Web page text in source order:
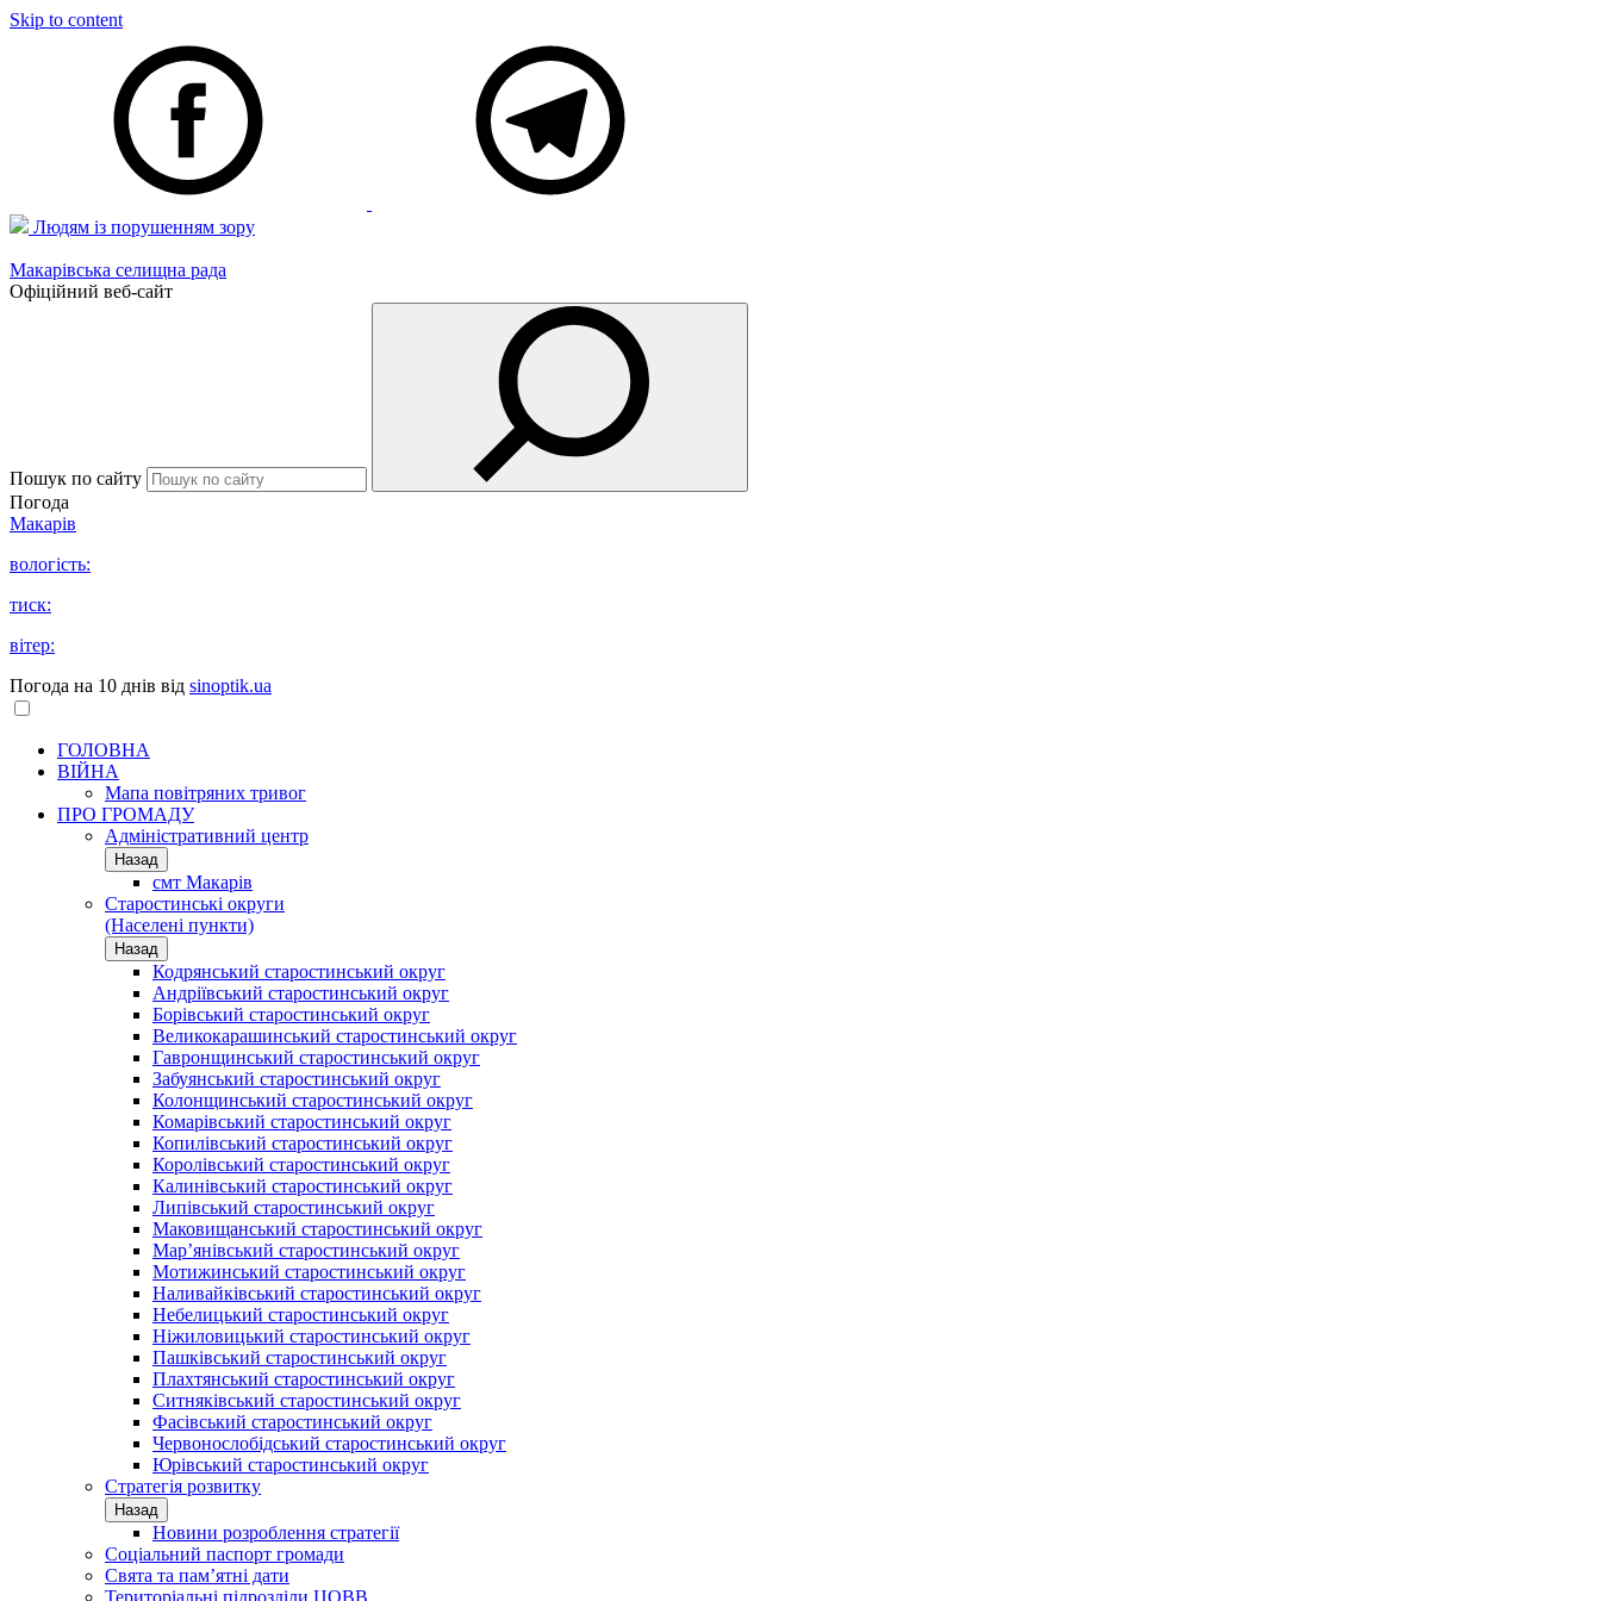
Skip to content
Людям із порушенням зору
Макарівська селищна рада
Офіційний веб-сайт
Пошук по сайту
Погода
Макарів
вологість:
тиск:
вітер:
Погода на 10 днів від sinoptik.ua
ГОЛОВНА
ВІЙНА
Мапа повітряних тривог
ПРО ГРОМАДУ
Aдміністративний центр
Назад
смт Макарів
Старостинські округи
(Населені пункти)
Назад
Кодрянський старостинський округ
Андріївський старостинський округ
Борівський старостинський округ
Великокарашинський старостинський округ
Гавронщинський старостинський округ
Забуянський старостинський округ
Колонщинський старостинський округ
Комарівський старостинський округ
Копилівський старостинський округ
Королівський старостинський округ
Калинівський старостинський округ
Липівський старостинський округ
Маковищанський старостинський округ
Мар’янівський старостинський округ
Мотижинський старостинський округ
Наливайківський старостинський округ
Небелицький старостинський округ
Ніжиловицький старостинський округ
Пашківський старостинський округ
Плахтянський старостинський округ
Ситняківський старостинський округ
Фасівський старостинський округ
Червонослобідський старостинський округ
Юрівський старостинський округ
Стратегія розвитку
Назад
Новини розроблення стратегії
Соціальний паспорт громади
Свята та пам’ятні дати
Територіальні підрозділи ЦОВВ